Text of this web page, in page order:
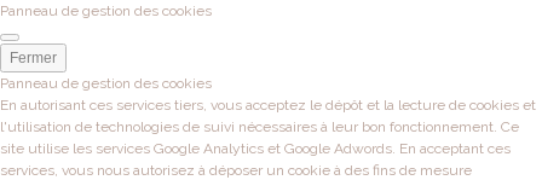
Panneau de gestion des cookies
Fermer
Panneau de gestion des cookies
En autorisant ces services tiers, vous acceptez le dépôt et la lecture de cookies et
l'utilisation de technologies de suivi nécessaires à leur bon fonctionnement. Ce
site utilise les services Google Analytics et Google Adwords. En acceptant ces
services, vous nous autorisez à déposer un cookie à des fins de mesure